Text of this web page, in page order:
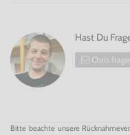
Ein neues Abenteuer! -
Hast Du
Chris
Bitte beachte unsere